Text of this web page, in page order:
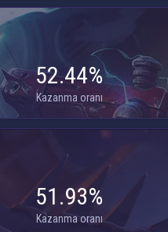
52.44%
Kazanma oranı
51.93%
Kazanma oranı